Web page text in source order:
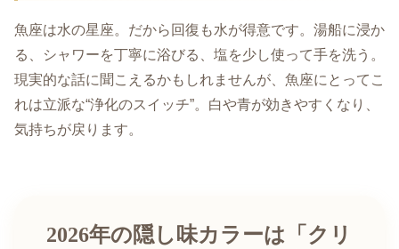
魚座は水の星座。だから回復も水が得意です。湯船に浸か
る、シャワーを丁寧に浴びる、塩を少し使って手を洗う。
現実的な話に聞こえるかもしれませんが、魚座にとってこ
れは立派な“浄化のスイッチ”。白や青が効きやすくなり、
気持ちが戻ります。
2026年の隠し味カラーは「クリ